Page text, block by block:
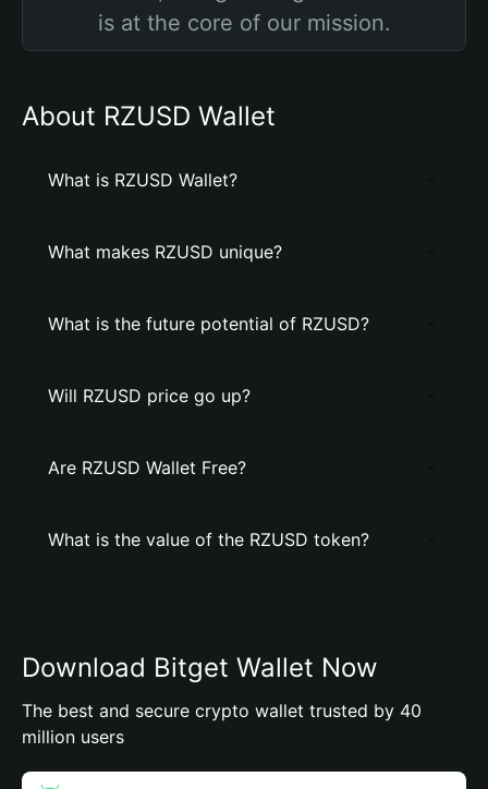
is at the core of our mission.
About RZUSD Wallet
What is RZUSD Wallet?
What makes RZUSD unique?
What is the future potential of RZUSD?
Will RZUSD price go up?
Are RZUSD Wallet Free?
What is the value of the RZUSD token?
Download Bitget Wallet Now
The best and secure crypto wallet trusted by 40
million users